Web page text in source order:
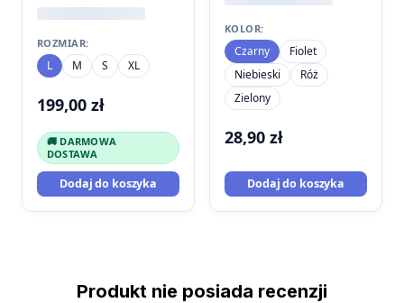
ROZMIAR:
L M S XL
199,00 zł
🚚 DARMOWA
DOSTAWA
Dodaj do koszyka
KOLOR:
Czarny
Fiolet
Niebieski
Róż
Zielony
28,90 zł
Dodaj do koszyka
Produkt nie posiada recenzji